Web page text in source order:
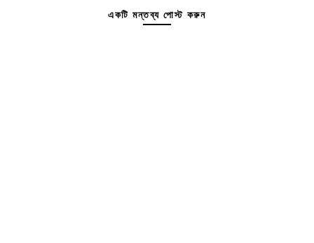
একটি মন্তব্য পোস্ট করুন